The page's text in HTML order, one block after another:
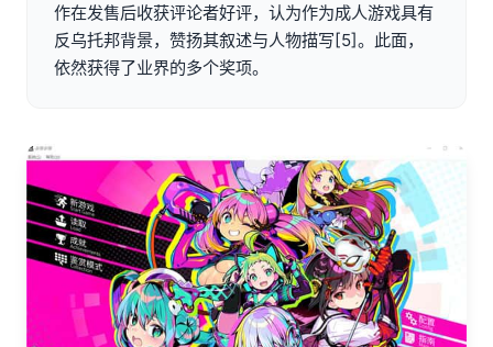
作在发售后收获评论者好评，认为作为成人游戏具有
反乌托邦背景，赞扬其叙述与人物描写[5]。此面，
依然获得了业界的多个奖项。